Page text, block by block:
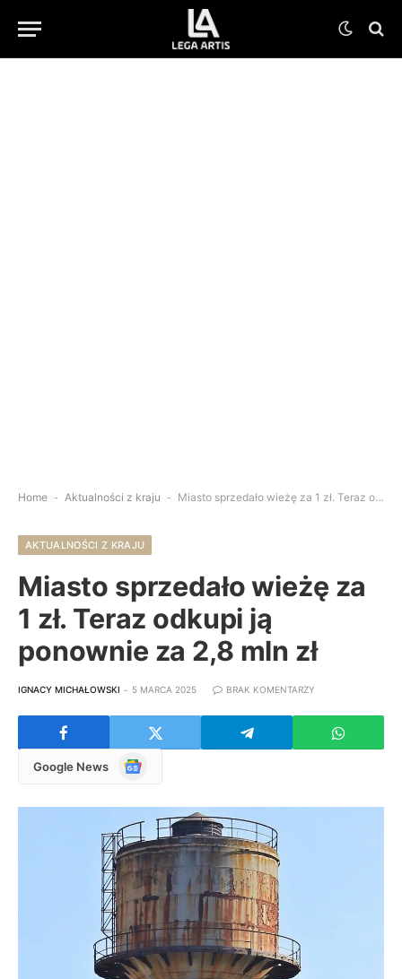
Home - Aktualności z kraju - Miasto sprzedało wieżę za 1 zł. Teraz odkupi ją ponownie za 2,8 mln zł
AKTUALNOŚCI Z KRAJU
Miasto sprzedało wieżę za
1 zł. Teraz odkupi ją
ponownie za 2,8 mln zł
IGNACY MICHAŁOWSKI 5 MARCA 2025 BRAK KOMENTARZY
Google News
Google